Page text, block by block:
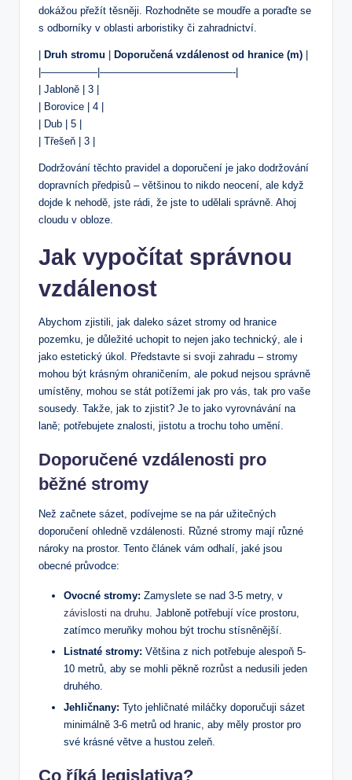
dokážou přežít těsněji. Rozhodněte se moudře a poraďte se
s odborníky v oblasti arboristiky či zahradnictví.
Druh stromu Doporučená vzdálenost od hranice (m)
|—————–|—————————————-|
| Jabloně | 3 |
| Borovice | 4 |
| Dub | 5 |
| Třešeň | 3 |
Dodržování těchto pravidel a doporučení je jako dodržování
dopravních předpisů – většinou to nikdo neocení, ale když
dojde k nehodě, jste rádi, že jste to udělali správně. Ahoj
cloudu v obloze.
Jak vypočítat správnou
vzdálenost
Abychom zjistili, jak daleko sázet stromy od hranice
pozemku, je důležité uchopit to nejen jako technický, ale i
jako estetický úkol. Představte si svoji zahradu – stromy
mohou být krásným ohraničením, ale pokud nejsou správně
umístěny, mohou se stát potížemi jak pro vás, tak pro vaše
sousedy. Takže, jak to zjistit? Je to jako vyrovnávání na
laně; potřebujete znalosti, jistotu a trochu toho umění.
Doporučené vzdálenosti pro
běžné stromy
Než začnete sázet, podívejme se na pár užitečných
doporučení ohledně vzdálenosti. Různé stromy mají různé
nároky na prostor. Tento článek vám odhalí, jaké jsou
obecné průvodce:
Ovocné stromy: Zamyslete se nad 3-5 metry, v
závislosti na druhu . Jabloně potřebují více prostoru,
zatímco meruňky mohou být trochu stísněnější.
Listnaté stromy: Většina z nich potřebuje alespoň 5-
10 metrů, aby se mohli pěkně rozrůst a nedusili jeden
druhého.
Jehličnany: Tyto jehličnaté miláčky doporučuji sázet
minimálně 3-6 metrů od hranic, aby měly prostor pro
své krásné větve a hustou zeleň.
Co říká legislativa?